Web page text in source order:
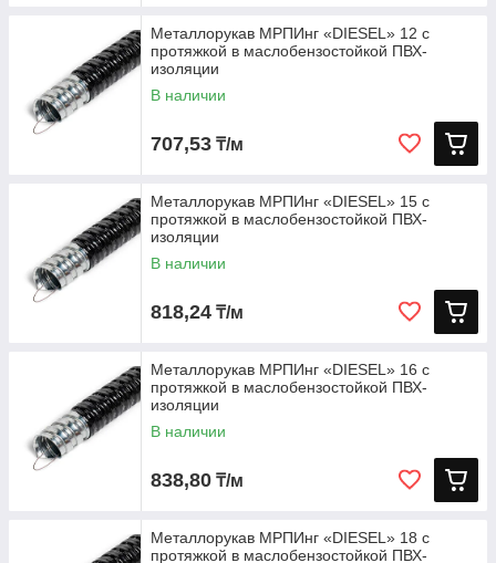
Металлорукав МРПИнг «DIESEL» 12 с
протяжкой в маслобензостойкой ПВХ-
изоляции
В наличии
707,53 ₸/м
Металлорукав МРПИнг «DIESEL» 15 с
протяжкой в маслобензостойкой ПВХ-
изоляции
В наличии
818,24 ₸/м
Металлорукав МРПИнг «DIESEL» 16 с
протяжкой в маслобензостойкой ПВХ-
изоляции
В наличии
838,80 ₸/м
Металлорукав МРПИнг «DIESEL» 18 с
протяжкой в маслобензостойкой ПВХ-